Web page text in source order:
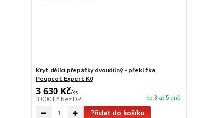
Kryt dělící přepážky dvoudílný - překližka
Peugeot Expert K0
3 630 Kč/ks
3 000 Kč bez DPH do 3 až 5 dnů
Přidat do košíku